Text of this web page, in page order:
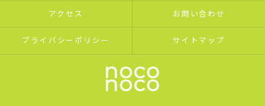
アクセス お問い合わせ
プライバシーポリシー サイトマップ